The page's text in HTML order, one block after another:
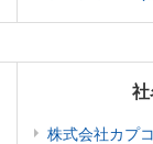
社
株式会社カプ